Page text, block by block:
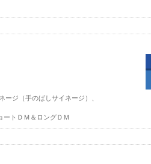
ジ（手のばしサイネージ）、
ＤＭ＆ロングＤＭ